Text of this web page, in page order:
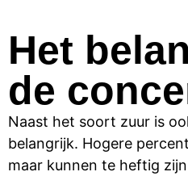
Het
de
Naast het soort zuur is
belangrijk. Hogere
maar kunnen te heftig